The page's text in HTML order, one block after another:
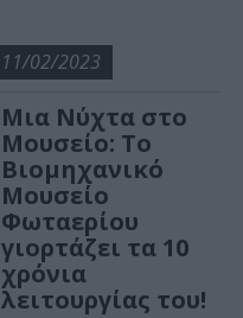
11/02/2023
Μια Νύχτα στο
Μουσείο: Το
Βιομηχανικό
Μουσείο
Φωταερίου
γιορτάζει τα 10
χρόνια
λειτουργίας του!